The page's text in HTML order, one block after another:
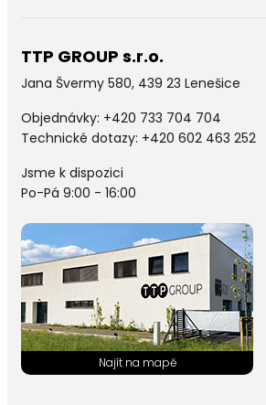
TTP GROUP s.r.o.
Jana Švermy 580, 439 23 Lenešice
Objednávky: +420 733 704 704
Technické dotazy: +420 602 463 252
Jsme k dispozici
Po-Pá 9:00 - 16:00